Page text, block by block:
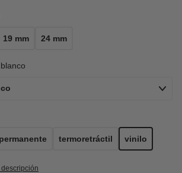
19 mm 24 mm
permanente termoretráctil vinilo